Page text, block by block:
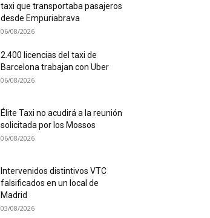
taxi que transportaba pasajeros
desde Empuriabrava
06/08/2026
2.400 licencias del taxi de
Barcelona trabajan con Uber
06/08/2026
Élite Taxi no acudirá a la reunión
solicitada por los Mossos
06/08/2026
Intervenidos distintivos VTC
falsificados en un local de
Madrid
03/08/2026